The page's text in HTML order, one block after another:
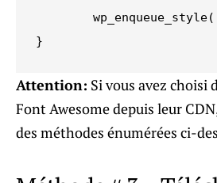
}
Attention: Si vous avez choisi
Font Awesome depuis leur
des méthodes énumérées ci-